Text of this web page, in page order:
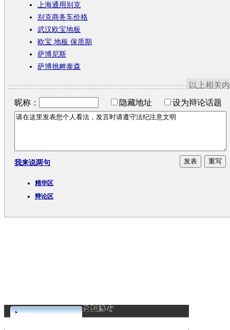
上海通用别克
别克商务车价格
武汉欧宝地板
欧宝 地板 保质期
萨博尼斯
萨博挑衅泰森
以上相关
昵称：
隐藏地址 设为辩论话题
我来说两句
精华区
辩论区
更多>>